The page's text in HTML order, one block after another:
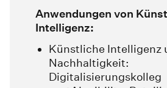
Anwendungen von
Intelligenz:
Künstliche Intelligenz
Nachhaltigkeit:
Digitalisierungskolleg